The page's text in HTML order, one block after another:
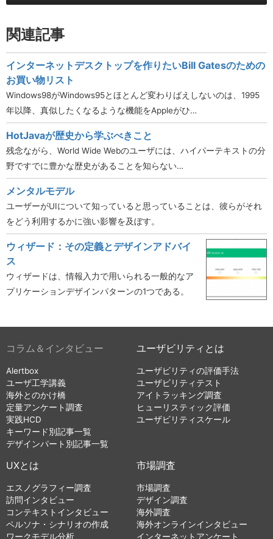
関連記事
インターネットデスクトップを作りたいBill Gatesのための
お買い物リスト
Windows98がWindows95とほとんど変わりばえしないのは、1995
年以降、真似したくなるような機能をAppleがひ…
HotJavaが歴史から学ぶべきこと
残念ながら、World Wide Webのユーザには、ハイパーテキストの分
野ですでに豊かな歴史があることを知らない…
メンタルモデル
ユーザーがUIについて知っていると思っていることは、彼らがそれ
をどう利用するかに強い影響を及ぼす。
ウィザード：その定義とデザインアドバイ
ス
ウィザードは、情報入力で用いられる一般的なア
プリケーションデザインパターンの1つである。
コラム＆インタビュー
Alertbox
ユーザ工学講義
海外とのかけ橋
定量アンケート調査
実践HCD
キーワード別記事一覧
デザインパート別記事一覧
ユーザビリティとは
ユーザビリティの評価手法
ユーザビリティテスト
アイトラッキング調査
ヒューリスティック評価
ユーザビリティスケール
UXとは
エスノグラフィー調査
訪問インタビュー
コンテキストインタビュー
ペルソナ・シナリオの作成
ワークモデル分析
市場調査
市場調査
デザイン調査
海外調査
海外オンラインインタビュー
インターネットアンケート